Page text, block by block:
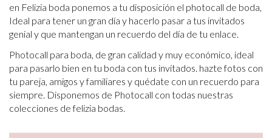
en Felizia boda ponemos a tu disposición el photocall de boda,
Ideal para tener un gran día y hacerlo pasar a tus invitados
genial y que mantengan un recuerdo del día de tu enlace.
Photocall para boda, de gran calidad y muy económico, ideal
para pasarlo bien en tu boda con tus invitados. hazte fotos con
tu pareja, amigos y familiares y quédate con un recuerdo para
siempre. Disponemos de Photocall con todas nuestras
colecciones de felizia bodas.